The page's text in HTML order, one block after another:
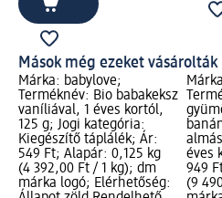
Mások még ezeket vásárolták
Márka: babylove;
Terméknév: Bio babakeksz
vaníliával, 1 éves kortól,
125 g; Jogi kategória:
Kiegészítő táplálék; Ár:
549 Ft; Alapár: 0,125 kg
(4 392,00 Ft / 1 kg); dm
márka logó; Elérhetőség:
éves
949
(9